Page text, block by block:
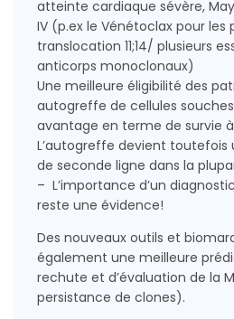
atteinte cardiaque sévère,
IV (p.ex le Vénétoclax pour
translocation 11;14/ plusieurs
anticorps monoclonaux)
Une meilleure éligibilité des
autogreffe de cellules
avantage en terme de survie
L’autogreffe devient
de seconde ligne dans la
– L’importance d’un
reste une évidence!
Des nouveaux outils et
également une meilleure
rechute et d’évaluation de la
persistance de clones).